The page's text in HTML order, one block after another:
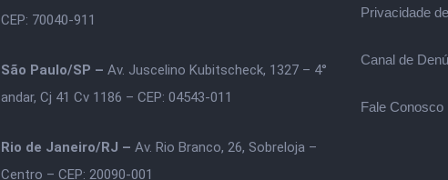
CEP: 70040-911
São Paulo/SP – Av. Juscelino Kubitscheck, 1327 – 4°
andar, Cj 41 Cv 1186 – CEP: 04543-011
Rio de Janeiro/RJ – Av. Rio Branco, 26, Sobreloja –
Centro – CEP: 20090-001
Privacidade
Canal de
Fale Conosco